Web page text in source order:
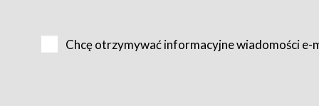
Usługobiorca przed rozpoczęciem korzystania z
Chcę otrzymywać informacyjne wiadomości e-